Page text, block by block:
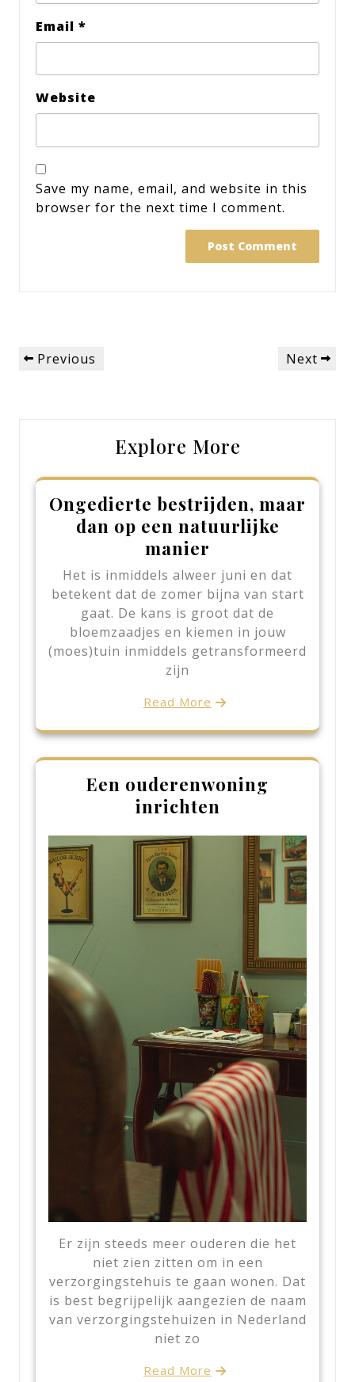
Email *
Website
Save my name, email, and website in this
browser for the next time I comment.
navigation
Previous
Previous
Next
Next
Explore More
Ongedierte bestrijden, maar
dan op een natuurlijke
manier
Het is inmiddels alweer juni en dat
betekent dat de zomer bijna van start
gaat. De kans is groot dat de
bloemzaadjes en kiemen in jouw
(moes)tuin inmiddels getransformeerd
zijn
Read More
Een ouderenwoning
inrichten
Er zijn steeds meer ouderen die het
niet zien zitten om in een
verzorgingstehuis te gaan wonen. Dat
is best begrijpelijk aangezien de naam
van verzorgingstehuizen in Nederland
niet zo
Read More